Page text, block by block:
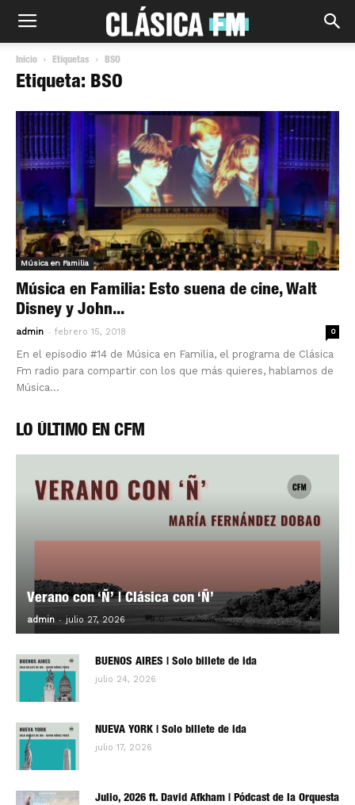
Inicio Etiquetas BSO
Etiqueta: BSO
Música en Familia
Música en Familia: Esto suena de cine, Walt
Disney y John...
admin - febrero 15, 2018 0
En el episodio #14 de Música en Familia, el programa de Clásica
Fm radio para compartir con los que más quieres, hablamos de
Música...
LO ÚLTIMO EN CFM
Verano con ‘Ñ’ | Clásica con ‘Ñ’
admin - julio 27, 2026 0
BUENOS AIRES | Solo billete de ida
julio 24, 2026
NUEVA YORK | Solo billete de ida
julio 17, 2026
Julio, 2026 ft. David Afkham | Pódcast de la Orquesta